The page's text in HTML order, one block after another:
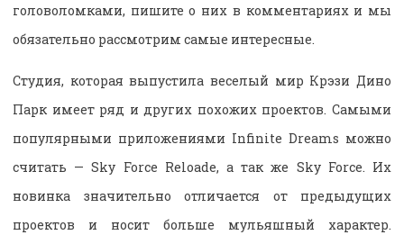
головоломками, пишите о них в комментариях и мы
обязательно рассмотрим самые интересные.
Студия, которая выпустила веселый мир Крэзи Дино
Парк имеет ряд и других похожих проектов. Самыми
популярными приложениями Infinite Dreams можно
считать — Sky Force Reloade, а так же Sky Force. Их
новинка значительно отличается от предыдущих
проектов и носит больше мульяшный характер.